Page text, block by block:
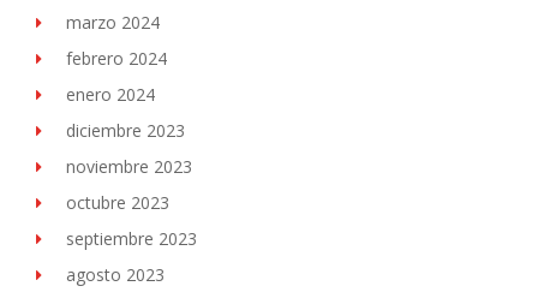
marzo 2024
febrero 2024
enero 2024
diciembre 2023
noviembre 2023
octubre 2023
septiembre 2023
agosto 2023